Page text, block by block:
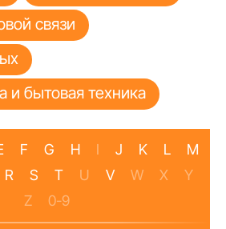
связи
и бытовая техника
F G H I J K L
M
R S T U V W X
Y
Z
0-9